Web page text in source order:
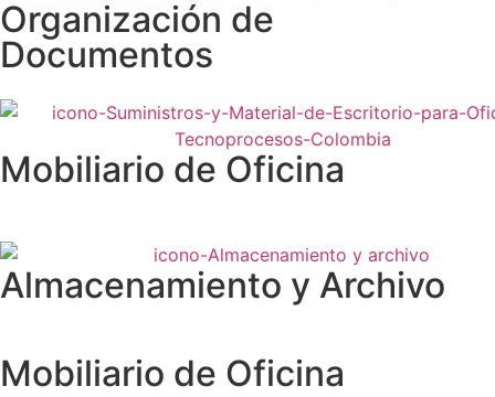
Organización de
Documentos
Mobiliario de Oficina
Almacenamiento y Archivo
Mobiliario de Oficina